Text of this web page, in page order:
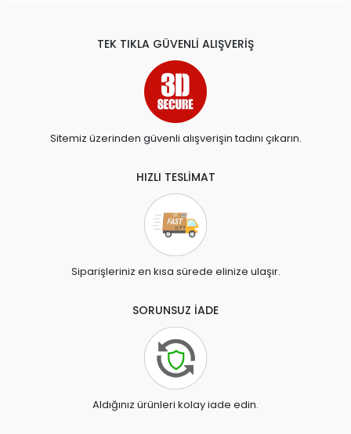
TEK TIKLA GÜVENLİ ALIŞVERİŞ
Sitemiz üzerinden güvenli alışverişin tadını çıkarın.
HIZLI TESLİMAT
Siparişleriniz en kısa sürede elinize ulaşır.
SORUNSUZ İADE
Aldığınız ürünleri kolay iade edin.